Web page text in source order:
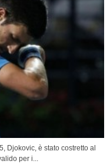
Djokovic, è stato costretto al
per i...